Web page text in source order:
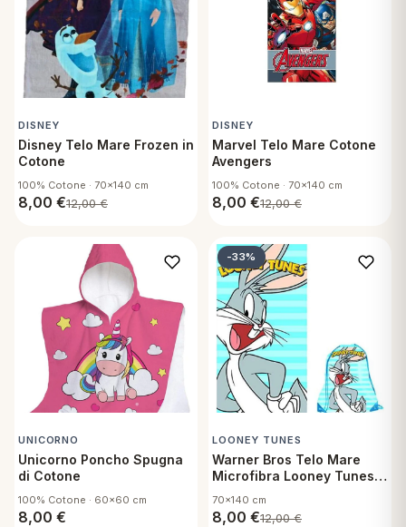
letto
arredo
per cuscini
in fibra
in piuma d'oca
in piuma
Plaid Cartoons
Tappeti Cartoons
Trapuntini Cartoons
DISNEY
Disney Telo Mare Frozen in
Cotone
100% Cotone · 70x140 cm
8,00 €12,00€
DISNEY
Marvel Telo Mare Cotone
Avengers
100% Cotone · 70x140 cm
8,00 €12,00€
UNICORNO
Unicorno Poncho Spugna
di Cotone
100% Cotone · 60x60 cm
8,00 €
-33%
LOONEY TUNES
Warner Bros Telo Mare
Microfibra Looney Tunes +
70x140 cm
8,00 €12,00€